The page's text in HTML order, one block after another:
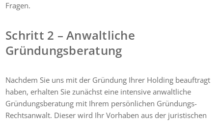
Fragen.
Schritt 2 – Anwaltliche
Gründungsberatung
Nachdem Sie uns mit der Gründung Ihrer Holding beauftragt
haben, erhalten Sie zunächst eine intensive anwaltliche
Gründungsberatung mit Ihrem persönlichen Gründungs-
Rechtsanwalt. Dieser wird Ihr Vorhaben aus der juristischen